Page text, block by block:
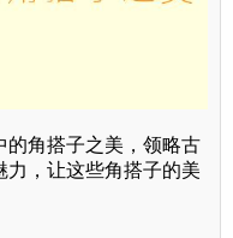
的角搭子之美，领略古
力，让这些角搭子的美